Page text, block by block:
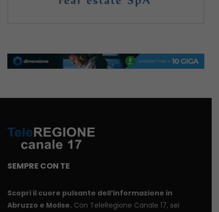
SEMPRE CON TE
Scopri il cuore pulsante dell’informazione in
Abruzzo e Molise. Con TeleRegione Canale 17, sei